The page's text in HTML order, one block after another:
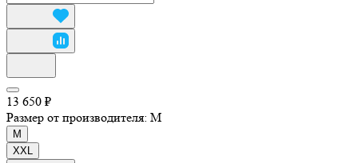
13 650 ₽
Размер от производителя: M
M
XXL